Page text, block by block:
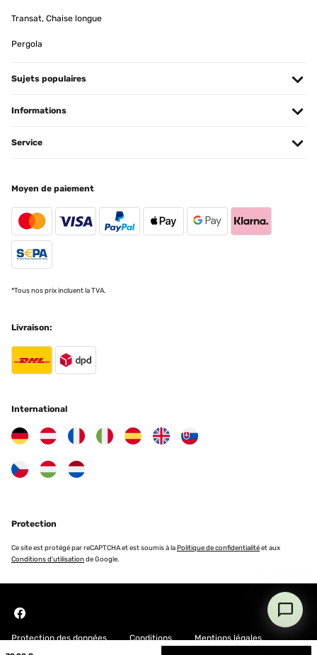
Transat, Chaise longue
Pergola
Sujets populaires
Informations
Service
Moyen de paiement
*Tous nos prix incluent la TVA.
Livraison:
International
Protection
Ce site est protégé par reCAPTCHA et est soumis à laPolitique de confidentialitéet aux
Conditions d'utilisationde Google.
Protection des données Conditions Mentions légales